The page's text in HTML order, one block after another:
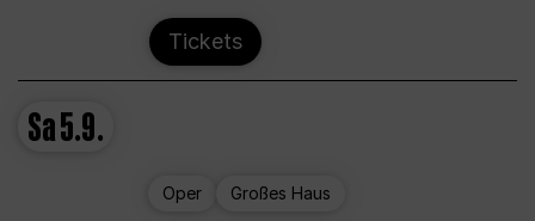
Tickets
Sa5.9.
Oper Großes Haus